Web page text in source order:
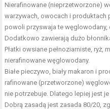
Nierafinowane (nieprzetworzone)
warzywach, owocach i produktach
powoli przyswaja te węglowodany,
Dodatkowo zawierają dużo
Płatki owsiane pełnoziarniste, ryż,
nierafinowane węglowodany.
Białe pieczywo, biały makaron i
rafinowane (przetworzone)
nie potrzebuje. Dlatego lepiej jest
Dobrą zasadą jest zasada 80/20,